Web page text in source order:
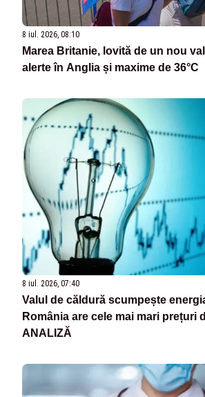
8 iul. 2026, 08:10
Marea Britanie, lovită de un nou
alerte în Anglia și maxime de 36°C
8 iul. 2026, 07:40
Valul de căldură scumpește
România are cele mai mari prețuri
ANALIZĂ